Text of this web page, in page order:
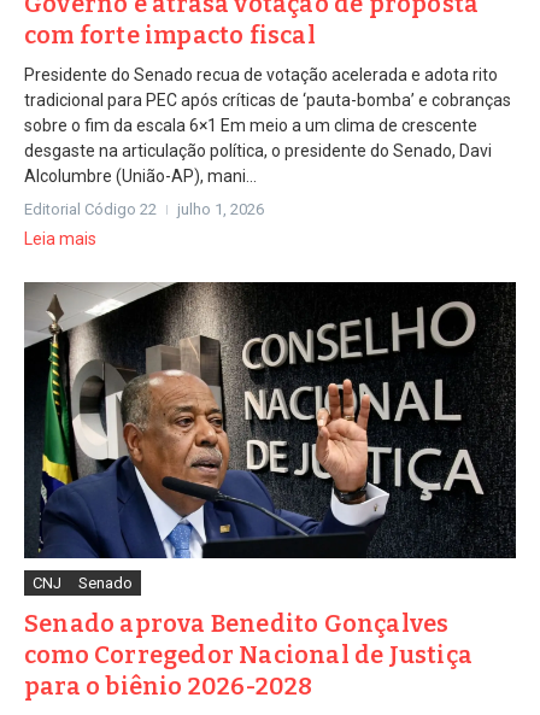
com forte impacto fiscal
Presidente do Senado recua de votação acelerada e adota rito
tradicional para PEC após críticas de ‘pauta-bomba’ e cobranças
sobre o fim da escala 6×1 Em meio a um clima de crescente
desgaste na articulação política, o presidente do Senado, Davi
Alcolumbre (União-AP), mani...
Editorial Código 22 julho 1, 2026
Leia mais
CNJ Senado
Senado aprova Benedito Gonçalves
como Corregedor Nacional de Justiça
para o biênio 2026-2028